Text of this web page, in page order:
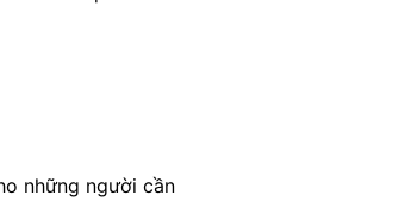
những người cần